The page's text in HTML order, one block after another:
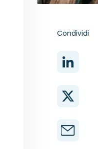
Condividi